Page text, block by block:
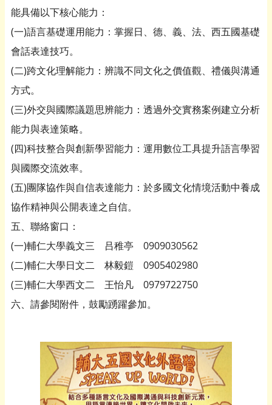
能具備以下核心能力：
(一)語言基礎運用能力：掌握日、德、義、法、西五國基礎
會話表達技巧。
(二)跨文化理解能力：辨識不同文化之價值觀、禮儀與溝通
方式。
(三)外交與國際議題思辨能力：透過外交實務案例建立分析
能力與表達策略。
(四)科技整合與創新學習能力：運用數位工具提升語言學習
與國際交流效率。
(五)團隊協作與自信表達能力：於多國文化情境活動中養成
協作精神與公開表達之自信。
五、聯絡窗口：
(一)輔仁大學義文三 吕稚亭 0909030562
(二)輔仁大學日文二 林毅鎧 0905402980
(三)輔仁大學西文二 王怡凡 0979722750
六、請參閱附件，鼓勵踴躍參加。